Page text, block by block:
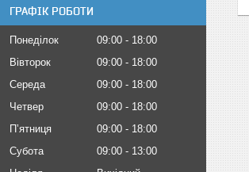
ГРАФІК РОБОТИ
Понеділок 09:00
18:00
Вівторок
09:00
18:00
Середа
09:00
18:00
Четвер
09:00
18:00
Пʼятниця
09:00
18:00
Субота
09:00
13:00